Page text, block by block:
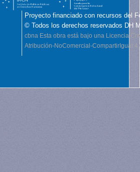
Proyecto financiado con recursos del
© Todos los derechos reservados DH
cbna Esta obra está bajo una Licencia
Atribución-NoComercial-CompartirIgual